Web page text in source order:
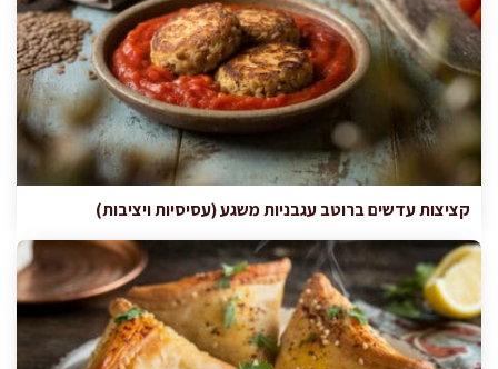
קציצות עדשים ברוטב עגבניות משגע (עסיסיות ויציבות)